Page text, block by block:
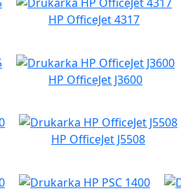
HP OfficeJet 4317
HP OfficeJet J3600
HP OfficeJet J5508